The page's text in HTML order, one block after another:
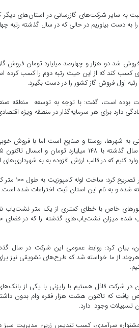
به سایر شرکت‌های گازرسانی در استان‌های
موفق به فروش شد دو هزار و چهارصد میلیارد تومان
گاز، دو هزار و ۲۰۰ میلیارد تومان عایدی کسب کند که از این حیث رتبه
در بخش صنعت بوده است، گفت: با توجه به توسعه
دارد برای هر سرمایه‌گذار در منطقه ویژه
کنیم که در قالب ارزش افزوده به به
وی با اشاره به
خاص با خطای کمتری از یک متر نشت‌یاب
شده میزان نشت‌یاب‌های گذشته را که در فضای
بیان کرد: روابط عمومی این شرکت در سال
هرچند از ما خواسته شد که طرح‌های نشویقی نیز
در شرکت قائل هستیم با رایزنی با یکی از
یافت که تاکنون هشت هزار فقره وام بدون
تسهیلات وجود دارد.
سرآمدی، کسب تندیس زرین مدیریت